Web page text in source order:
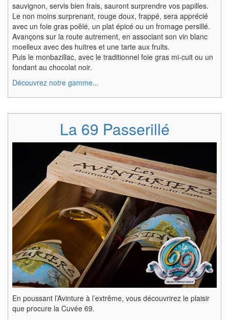
sauvignon, servis bien frais, sauront surprendre vos papilles.
Le non moins surprenant, rouge doux, frappé, sera apprécié
avec un foie gras poêlé, un plat épicé ou un fromage persillé.
Avançons sur la route autrement, en associant son vin blanc
moelleux avec des huitres et une tarte aux fruits.
Puis le monbazillac, avec le traditionnel foie gras mi-cuit ou un
fondant au chocolat noir.
Découvrez notre gamme...
La 69 Passerillé
En poussant l’Avinture à l’extrême, vous découvrirez le plaisir
que procure la Cuvée 69.